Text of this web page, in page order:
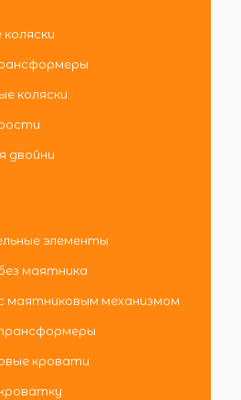
коляски
двойни
элементы
маятника
маятниковым механизмом
кровати